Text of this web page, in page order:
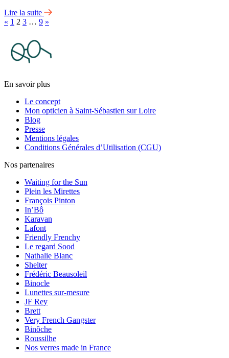
Lire la suite
« 1 2 3 … 9 »
En savoir plus
Le concept
Mon opticien à Saint-Sébastien sur Loire
Blog
Presse
Mentions légales
Conditions Générales d’Utilisation (CGU)
Nos partenaires
Waiting for the Sun
Plein les Mirettes
François Pinton
In’Bô
Karavan
Lafont
Friendly Frenchy
Le regard Sood
Nathalie Blanc
Shelter
Frédéric Beausoleil
Binocle
Lunettes sur-mesure
JF Rey
Brett
Very French Gangster
Binôche
Roussilhe
Nos verres made in France